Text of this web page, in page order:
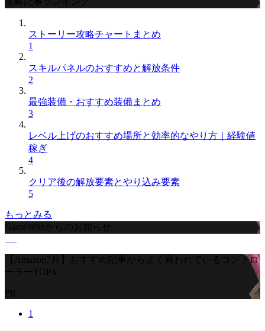
ストーリー攻略チャートまとめ
1
スキルパネルのおすすめと解放条件
2
最強装備・おすすめ装備まとめ
3
レベル上げのおすすめ場所と効率的なやり方｜経験値
稼ぎ
4
クリア後の解放要素とやり込み要素
5
もっとみる
GameWithからのお知らせ
【Amazon7月】おすすめ記事からよく買われているコントロ
ーラーTOP4
PR
1